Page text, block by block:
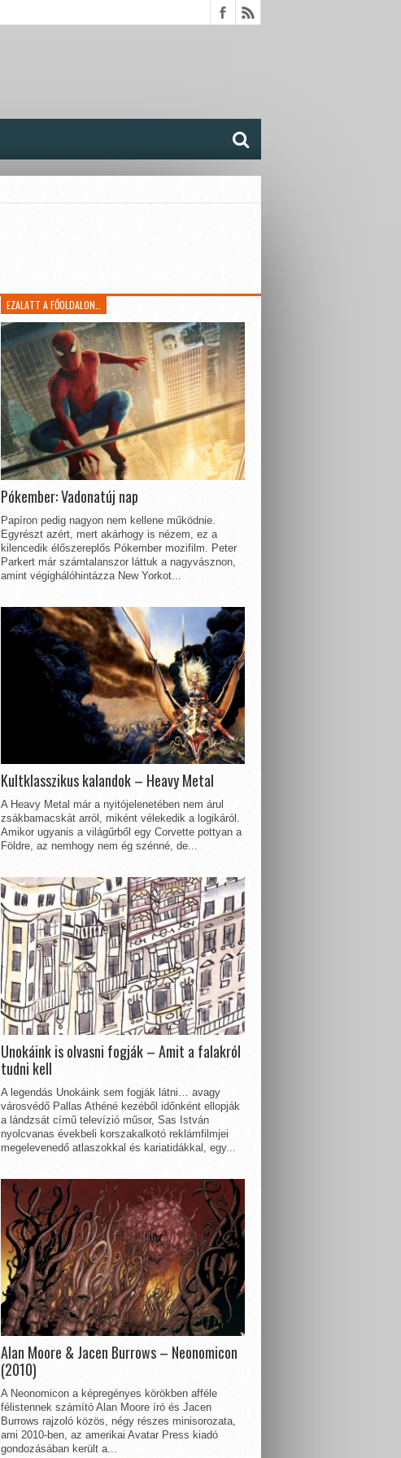
EZALATT A FŐOLDALON…
Pókember: Vadonatúj nap
Papíron pedig nagyon nem kellene működnie.
Egyrészt azért, mert akárhogy is nézem, ez a
kilencedik élőszereplős Pókember mozifilm. Peter
Parkert már számtalanszor láttuk a nagyvásznon,
amint végighálóhintázza New Yorkot...
Kultklasszikus kalandok – Heavy Metal
A Heavy Metal már a nyitójelenetében nem árul
zsákbamacskát arról, miként vélekedik a logikáról.
Amikor ugyanis a világűrből egy Corvette pottyan a
Földre, az nemhogy nem ég szénné, de...
Unokáink is olvasni fogják – Amit a falakról
tudni kell
A legendás Unokáink sem fogják látni… avagy
városvédő Pallas Athéné kezéből időnként ellopják
a lándzsát című televízió műsor, Sas István
nyolcvanas évekbeli korszakalkotó reklámfilmjei
megelevenedő atlaszokkal és kariatidákkal, egy...
Alan Moore & Jacen Burrows – Neonomicon
(2010)
A Neonomicon a képregényes körökben afféle
félistennek számító Alan Moore író és Jacen
Burrows rajzoló közös, négy részes minisorozata,
ami 2010-ben, az amerikai Avatar Press kiadó
gondozásában került a...